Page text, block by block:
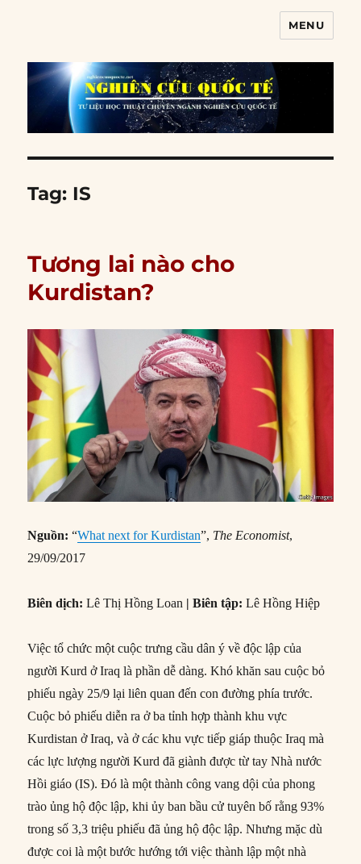
MENU
Tag: IS
Tương lai nào cho
Kurdistan?
Nguồn: “What next for Kurdistan”, The Economist,
29/09/2017
Biên dịch:Lê Thị Hồng Loan | Biên tập:Lê Hồng Hiệp
Việc tổ chức một cuộc trưng cầu dân ý về độc lập của
người Kurd ở Iraq là phần dễ dàng. Khó khăn sau cuộc bỏ
phiếu ngày 25/9 lại liên quan đến con đường phía trước.
Cuộc bỏ phiếu diễn ra ở ba tỉnh hợp thành khu vực
Kurdistan ở Iraq, và ở các khu vực tiếp giáp thuộc Iraq mà
các lực lượng người Kurd đã giành được từ tay Nhà nước
Hồi giáo (IS). Đó là một thành công vang dội của phong
trào ủng hộ độc lập, khi ủy ban bầu cử tuyên bố rằng 93%
trong số 3,3 triệu phiếu đã ủng hộ độc lập. Nhưng mặc dù
được coi là một bước hướng tới việc thành lập một nhà